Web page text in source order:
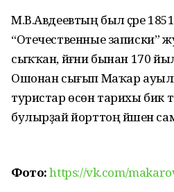
М.В.Авдеевтың был әҫәре
“Отечественные
сыҡҡан, йәғни бынан 170
Ошонан сығып Маҡар
туристар өсөн тарихы бик
булырҙай йорттоң йәшен
Фото:https://vk.com/